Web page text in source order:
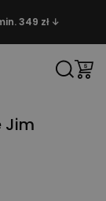
349 zł ↓
Jim